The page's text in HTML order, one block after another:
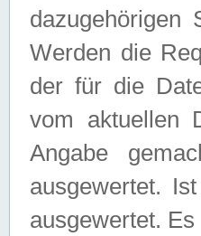
dazugehörigen
Werden die
der für die
vom aktuellen
Angabe
ausgewertet.
ausgewertet. Es